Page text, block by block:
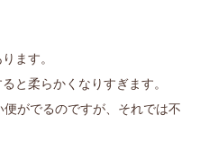
ます。
と柔らかくなりすぎます。
がでるのですが、それでは不